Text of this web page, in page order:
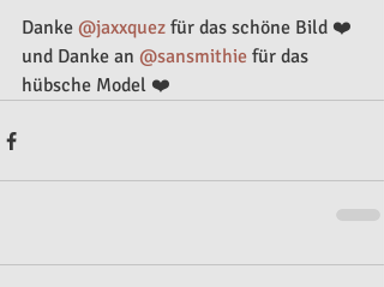
Danke @jaxxquez für das schöne Bild ❤️
und Danke an @sansmithie für das
hübsche Model ❤️